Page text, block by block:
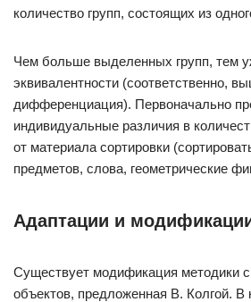
количество групп, состоящих из
Чем больше выделенных групп, тем
эквивалентности (соответственно,
дифференциация). Первоначально
индивидуальные различия в
от материала сортировки
предметов, слова, геометрические
Адаптации и
Существует модификация методики
объектов, предложенная В. Колгой. В